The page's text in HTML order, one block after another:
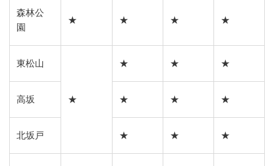
森林公
園
★ ★ ★ ★
東松山
★
★ ★ ★
高坂 ★ ★ ★
北坂戸 ★ ★ ★